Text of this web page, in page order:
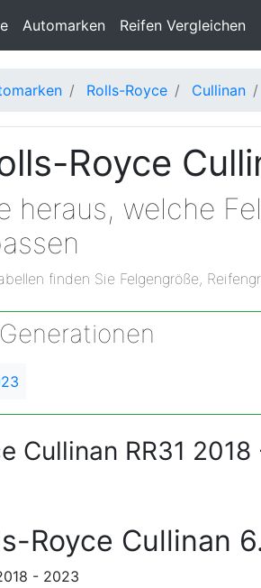
(current)
Automarken Reifen Vergleichen
Rolls-Royce Cullinan
Royce
heraus, welche
finden Sie Felgengröße,
Cullinan RR31
Royce Cullinan
- 2023